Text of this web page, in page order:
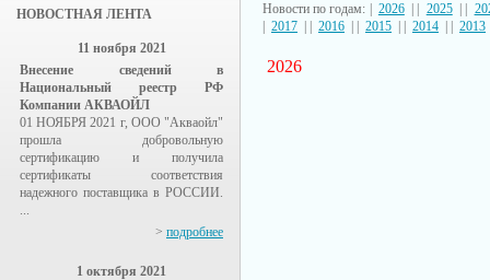
НОВОСТНАЯ ЛЕНТА
11 ноября 2021
Внесение сведений в
Национальный реестр РФ
Компании АКВАОЙЛ
01 НОЯБРЯ 2021 г, ООО "Акваойл"
прошла добровольную
сертификацию и получила
сертификаты соответствия
надежного поставщика в РОССИИ.
...
> подробнее
1 октября 2021
Новости по годам: | 2026| | 2025| |
2017 2016 2015 2014 2013
2026